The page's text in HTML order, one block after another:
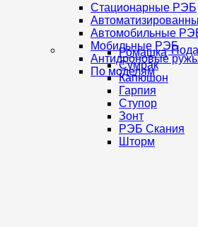
Стационарные РЭБ
Автомобильные
Мобильные РЭБ
Антидроновые
По моделям
Ромашка
Сумрак
Капюшон
Гарпия
Ступор
Зонт
РЭБ Скания
Шторм